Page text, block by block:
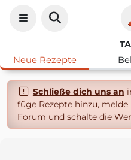
Neue Rezepte
Schließe dich uns an
füge Rezepte hinzu,
Forum und schalte die